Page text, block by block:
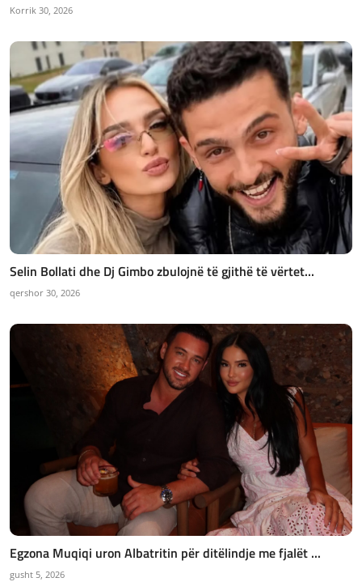
Korrik 30, 2026
Selin Bollati dhe Dj Gimbo zbulojnë të gjithë të vërtet...
qershor 30, 2026
Egzona Muqiqi uron Albatritin për ditëlindje me fjalët ...
gusht 5, 2026